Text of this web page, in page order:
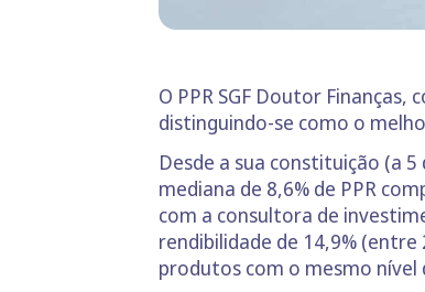
O PPR SGF Doutor
distinguindo-se como o
Desde a sua constituição (a
mediana de 8,6% de PPR
com a consultora de
rendibilidade de 14,9%
produtos com o mesmo nível